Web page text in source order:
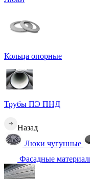
Кольца опорные
Трубы ПЭ ПНД
Назад
Люки чугунные
Фасадные